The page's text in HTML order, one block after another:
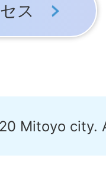
ス
Mitoyo city.